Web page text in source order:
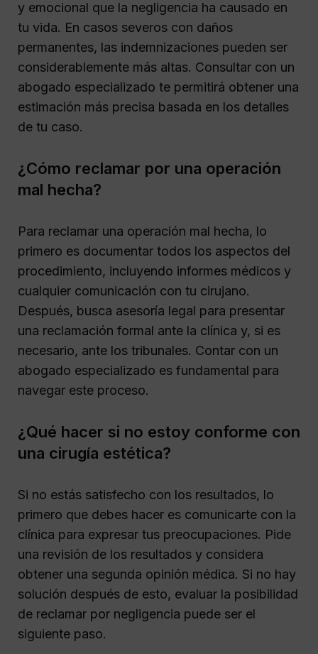
y emocional que la negligencia ha causado en
tu vida. En casos severos con daños
permanentes, las indemnizaciones pueden ser
considerablemente más altas. Consultar con un
abogado especializado te permitirá obtener una
estimación más precisa basada en los detalles
de tu caso.
¿Cómo reclamar por una operación
mal hecha?
Para reclamar una operación mal hecha, lo
primero es documentar todos los aspectos del
procedimiento, incluyendo informes médicos y
cualquier comunicación con tu cirujano.
Después, busca asesoría legal para presentar
una reclamación formal ante la clínica y, si es
necesario, ante los tribunales. Contar con un
abogado especializado es fundamental para
navegar este proceso.
¿Qué hacer si no estoy conforme con
una cirugía estética?
Si no estás satisfecho con los resultados, lo
primero que debes hacer es comunicarte con la
clínica para expresar tus preocupaciones. Pide
una revisión de los resultados y considera
obtener una segunda opinión médica. Si no hay
solución después de esto, evaluar la posibilidad
de reclamar por negligencia puede ser el
siguiente paso.